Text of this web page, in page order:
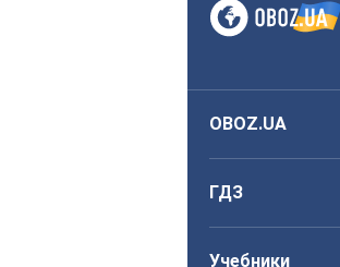
OBOZ.UA
ГДЗ
Учебники